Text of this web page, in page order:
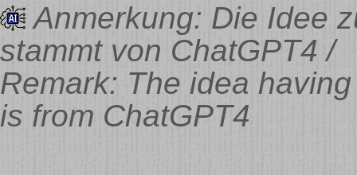
Anmerkung: Die Idee
stammt von ChatGPT4 /
Remark: The idea
is from ChatGPT4